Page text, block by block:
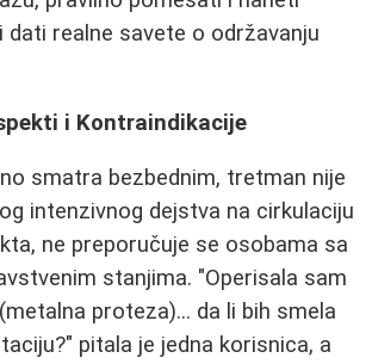
dati realne savete o održavanju
i Kontraindikacije
smatra bezbednim, tretman nije
intenzivnog dejstva na cirkulaciju
ne preporučuje se osobama sa
stanjima. "Operisala sam
proteza)... da li bih smela
pitala je jedna korisnica, a